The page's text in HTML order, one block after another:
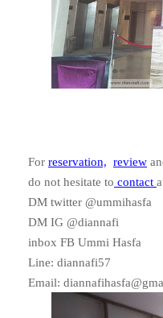
For reservation, review
do not hesitate to contact
DM twitter @ummihasfa
DM IG @diannafi
inbox FB Ummi Hasfa
Line: diannafi57
Email: diannafihasfa